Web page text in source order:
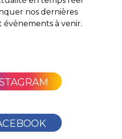
nos dernières
à venir.